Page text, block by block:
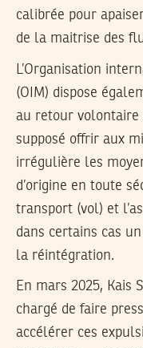
calibrée pour
de la maitrise des
L’Organisation
(OIM) dispose
au retour volontaire
supposé offrir aux
irrégulière les
d’origine en toute
transport (vol) et
dans certains cas
la réintégration.
En mars 2025, Kais
chargé de faire
accélérer ces